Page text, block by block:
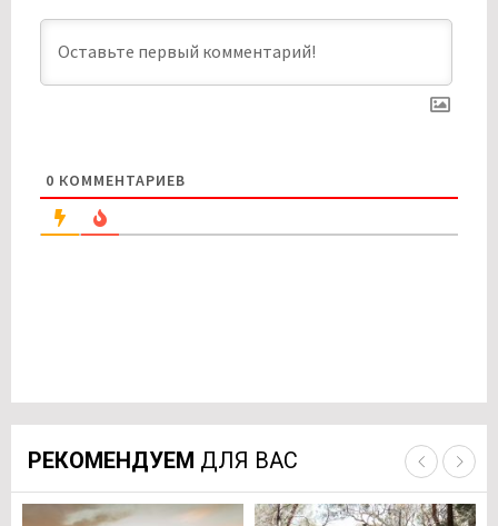
0 КОММЕНТАРИЕВ
РЕКОМЕНДУЕМ ДЛЯ ВАС